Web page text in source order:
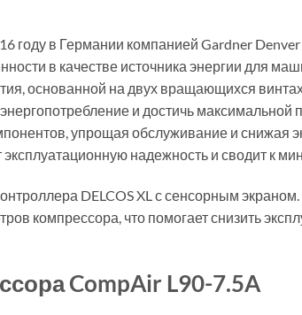
году в Германии компанией Gardner
в качестве источника энергии для
основанной на двух вращающихся
и достичь
упрощая обслуживание и снижая
надежность и сводит к
DELCOS XL с сенсорным
компрессора, что помогает снизить
CompAir L90-7.5A